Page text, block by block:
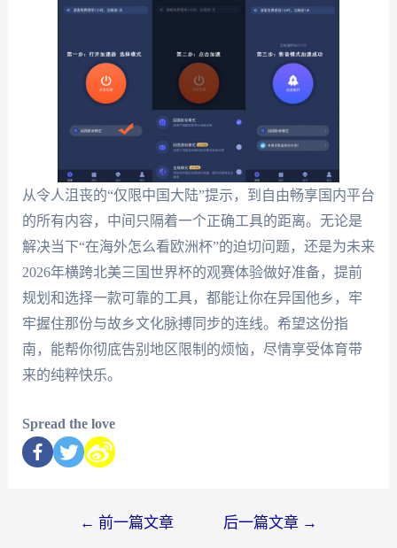
从令人沮丧的“仅限中国大陆”提示，到自由畅享国内平台
的所有内容，中间只隔着一个正确工具的距离。无论是
解决当下“在海外怎么看欧洲杯”的迫切问题，还是为未来
2026年横跨北美三国世界杯的观赛体验做好准备，提前
规划和选择一款可靠的工具，都能让你在异国他乡，牢
牢握住那份与故乡文化脉搏同步的连线。希望这份指
南，能帮你彻底告别地区限制的烦恼，尽情享受体育带
来的纯粹快乐。
Spread the love
← 前一篇文章 后一篇文章 →